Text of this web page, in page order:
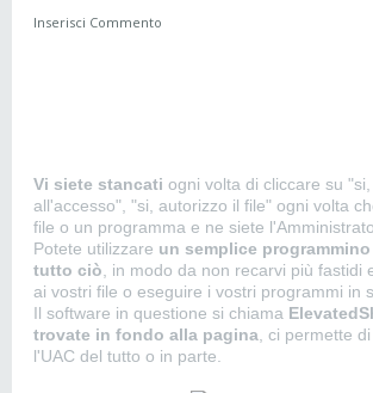
Inserisci Commento
Vi siete stancati ogni volta di cliccare su
all'accesso", "si, autorizzo il file" ogni volta
file o un programma e ne siete
Potete utilizzare un semplice
tutto ciò, in modo da non recarvi più fastidi
ai vostri file o eseguire i vostri programmi in
Il software in questione si chiama
trovate in fondo alla pagina, ci permette
l'UAC del tutto o in parte.